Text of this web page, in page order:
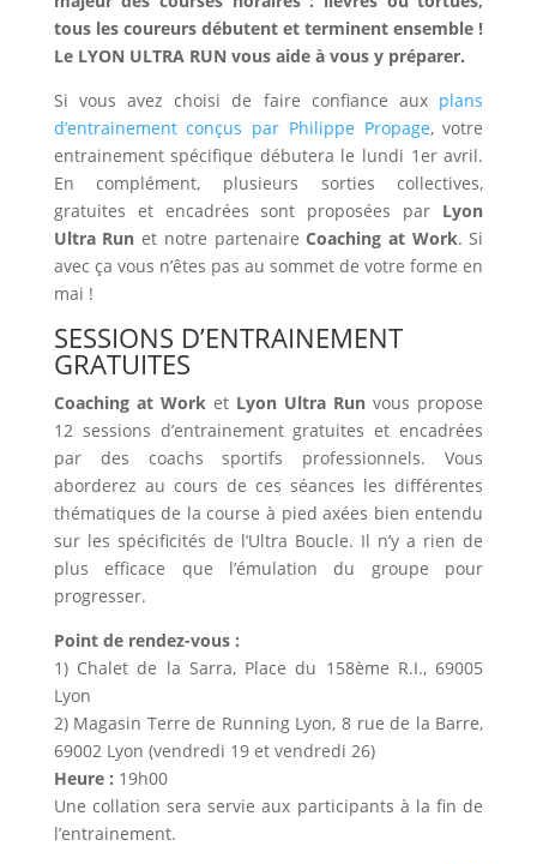
tous les coureurs débutent et terminent ensemble !
Le LYON ULTRA RUN vous aide à vous y préparer.
Si vous avez choisi de faire confiance aux plans
d’entrainement conçus par Philippe Propage, votre
entrainement spécifique débutera le lundi 1er avril.
En complément, plusieurs sorties collectives,
gratuites et encadrées sont proposées par Lyon
Ultra Run et notre partenaireCoaching at Work. Si
avec ça vous n’êtes pas au sommet de votre forme en
mai !
SESSIONS D’ENTRAINEMENT
GRATUITES
Coaching at Work et Lyon Ultra Run vous propose
12 sessions d’entrainement gratuites et encadrées
par des coachs sportifs professionnels. Vous
aborderez au cours de ces séances les différentes
thématiques de la course à pied axées bien entendu
sur les spécificités de l’Ultra Boucle. Il n’y a rien de
plus efficace que l’émulation du groupe pour
progresser.
Point de rendez-vous :
1) Chalet de la Sarra, Place du 158ème R.I., 69005
Lyon
2) Magasin Terre de Running Lyon, 8 rue de la Barre,
69002 Lyon (vendredi 19 et vendredi 26)
Heure : 19h00
Une collation sera servie aux participants à la fin de
l’entrainement.